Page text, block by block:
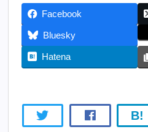
Facebook
Bluesky
Hatena
B!